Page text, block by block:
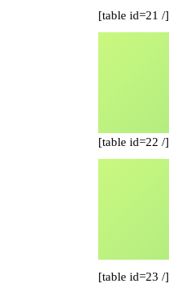
[table id=21 /]
[table id=22 /]
[table id=23 /]